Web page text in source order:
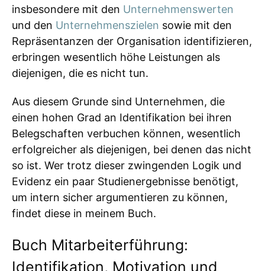
insbesondere mit den Unternehmenswerten
und den Unternehmenszielen sowie mit den
Repräsentanzen der Organisation identifizieren,
erbringen wesentlich höhe Leistungen als
diejenigen, die es nicht tun.
Aus diesem Grunde sind Unternehmen, die
einen hohen Grad an Identifikation bei ihren
Belegschaften verbuchen können, wesentlich
erfolgreicher als diejenigen, bei denen das nicht
so ist. Wer trotz dieser zwingenden Logik und
Evidenz ein paar Studienergebnisse benötigt,
um intern sicher argumentieren zu können,
findet diese in meinem Buch.
Buch Mitarbeiterführung:
Identifikation, Motivation und